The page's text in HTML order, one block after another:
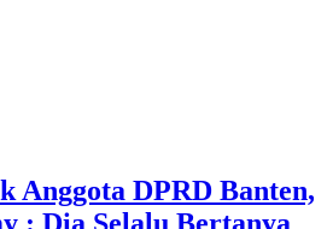
Anggota DPRD Banten,